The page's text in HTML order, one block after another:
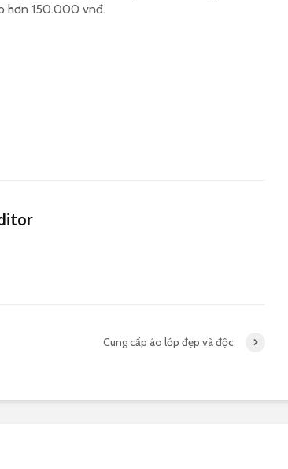
hơn 150.000 vnđ.
Cung cấp áo lớp đẹp và độc